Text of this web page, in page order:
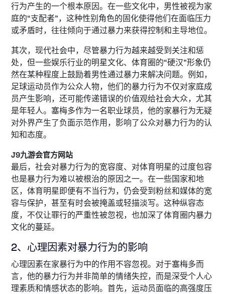
行为产生的一个根本原因。在一些文化中，男性被视为家
庭的“支配者”，这种性别角色的固化使得他们在面临压力
或矛盾时，往往倾向于通过暴力来获得控制和主导地位。
其次，现代社会中，尽管暴力行为越来越受到关注和惩
处，但一些娱乐行业的明星文化、体育圈的“硬汉”形象仍
然在某种程度上鼓励着男性通过暴力来解决问题。例如，
足球运动员作为公众人物，他们的暴力行为不仅对家庭成
员产生影响，还可能传递错误的价值观给社会大众，尤其
是年轻人。塞梅多作为一名职业球员，他的家暴行为无疑
对外界产生了负面示范作用，影响了公众对暴力行为的认
知和态度。
J9九游会官方网站
最后，社会对暴力行为的宽容度、对体育明星的过度包容
也是暴力行为难以被根治的原因之一。在一些国家和地
区，体育明星即便有不当行为，仍会受到粉丝和媒体的宽
容与保护，甚至有时会被掩盖或轻描淡写。这种纵容态
度，不仅让罪行的严重性被忽视，也加深了体育圈内暴力
文化的蔓延。
2、心理因素对暴力行为的影响
心理因素在家暴行为中的作用不容忽视。对于塞梅多而
言，他的暴力行为并非简单的情绪失控，而是深受个人心
理素质和情感状态的影响。首先，运动员面临的高强度压